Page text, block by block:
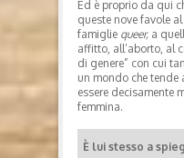
Ed è proprio da qui
queste nove favole
famiglie queer, a
affitto, all’aborto, al
di genere” con cui
un mondo che
essere decisamente
femmina.
È lui stesso a